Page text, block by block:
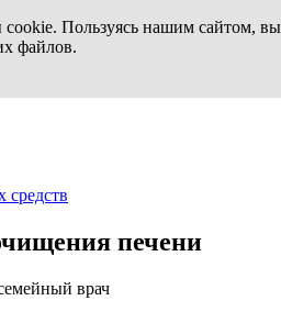
Пользуясь нашим сайтом, вы
файлов.
средств
печени
врач